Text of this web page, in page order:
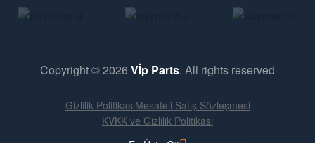
Copyright © 2026 Vİp Parts. All rights reserved
Gizlilik PolitikasıMesafeli Satış Sözleşmesi
KVKK ve Gizlilik Politikası